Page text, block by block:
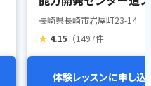
長崎県長崎市岩屋町23-14
★ 4.15 （1497件
体験レッスンに申し込